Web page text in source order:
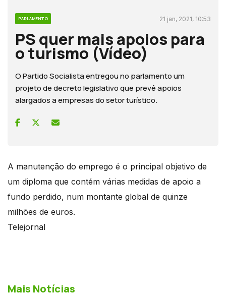
PARLAMENTO 21 jan, 2021, 10:53
PS quer mais apoios para
o turismo (Vídeo)
O Partido Socialista entregou no parlamento um
projeto de decreto legislativo que prevê apoios
alargados a empresas do setor turístico.
A manutenção do emprego é o principal objetivo de
um diploma que contém várias medidas de apoio a
fundo perdido, num montante global de quinze
milhões de euros.
Telejornal
Mais Notícias